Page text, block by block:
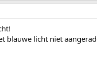
blauwe licht niet